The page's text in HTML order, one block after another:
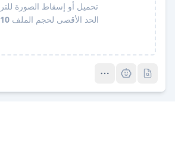
تحميل أو إسقاط الصورة
الحد الأقصى لحجم الملف 10